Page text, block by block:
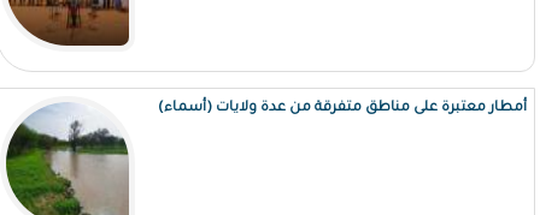
أمطار معتبرة على مناطق متفرقة من عدة ولايات (أسماء)